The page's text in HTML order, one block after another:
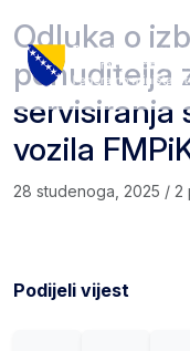
Odluka o
ponuditelja
servisiranja
vozila
28 studenoga, 2025 / 2
Podijeli vijest